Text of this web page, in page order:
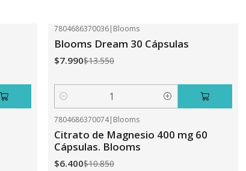
7804686370036| Blooms
Blooms Dream 30 Cápsulas
$7.990$13.550
Cantidad
7804686370074| Blooms
Citrato de Magnesio 400 mg 60
Cápsulas. Blooms
$6.400$10.850